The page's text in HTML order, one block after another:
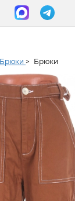
Брюки > Брюки